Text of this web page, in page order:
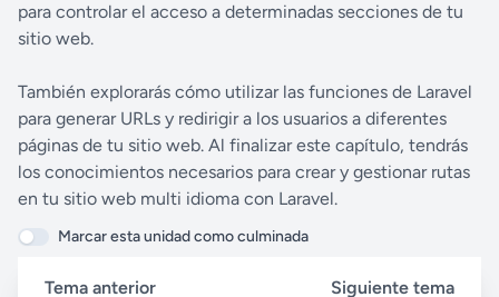
para controlar el acceso a determinadas secciones de tu
sitio web.
También explorarás cómo utilizar las funciones de Laravel
para generar URLs y redirigir a los usuarios a diferentes
páginas de tu sitio web. Al finalizar este capítulo, tendrás
los conocimientos necesarios para crear y gestionar rutas
en tu sitio web multi idioma con Laravel.
Marcar esta unidad como culminada
Tema anterior Siguiente tema